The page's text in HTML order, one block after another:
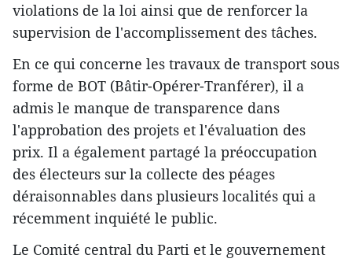
violations de la loi ainsi que de renforcer la
supervision de l'accomplissement des tâches.
En ce qui concerne les travaux de transport sous
forme de BOT (Bâtir-Opérer-Tranférer), il a
admis le manque de transparence dans
l'approbation des projets et l'évaluation des
prix. Il a également partagé la préoccupation
des électeurs sur la collecte des péages
déraisonnables dans plusieurs localités qui a
récemment inquiété le public.
Le Comité central du Parti et le gouvernement